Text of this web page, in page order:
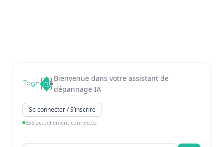
Bienvenue dans votre assistant de
dépannage IA
Se connecter / S’inscrire
855 actuellement connectés